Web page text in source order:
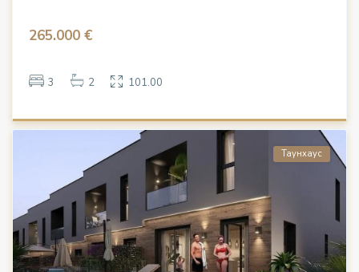
265.000 €
3 2 101.00
Таунхаус